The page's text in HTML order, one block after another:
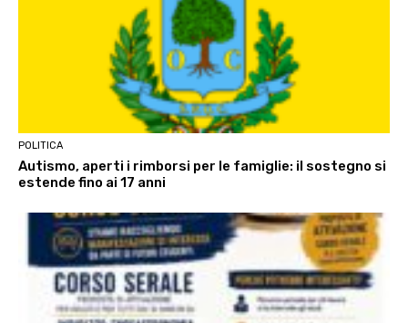
POLITICA
Autismo, aperti i rimborsi per le famiglie: il sostegno si
estende fino ai 17 anni